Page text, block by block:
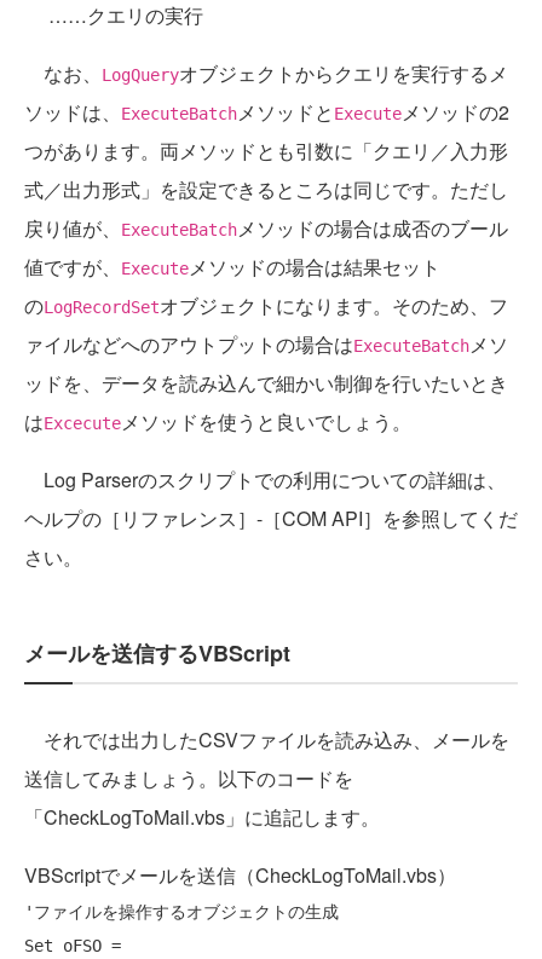
……クエリの実行
なお、 LogQueryオブジェクトからクエリを実行するメ
ソッドは、
ExecuteBatchメソッドと Executeメソッドの2
つがあります。両メソッドとも引数に「クエリ／入力形
式／出力形式」を設定できるところは同じです。ただし
戻り値が、
ExecuteBatchメソッドの場合は成否のブール
値ですが、
Executeメソッドの場合は結果セット
のLogRecordSetオブジェクトになります。そのため、フ
ァイルなどへのアウトプットの場合はExecuteBatchメソ
ッドを、データを読み込んで細かい制御を行いたいとき
はExcecuteメソッドを使うと良いでしょう。
Log Parserのスクリプトでの利用についての詳細は、
ヘルプの［リファレンス］-［COM API］を参照してくだ
さい。
メールを送信するVBScript
それでは出力したCSVファイルを読み込み、メールを
送信してみましょう。以下のコードを
「CheckLogToMail.vbs」に追記します。
VBScriptでメールを送信（CheckLogToMail.vbs）
'ファイルを操作するオブジェクトの生成
Set oFSO =